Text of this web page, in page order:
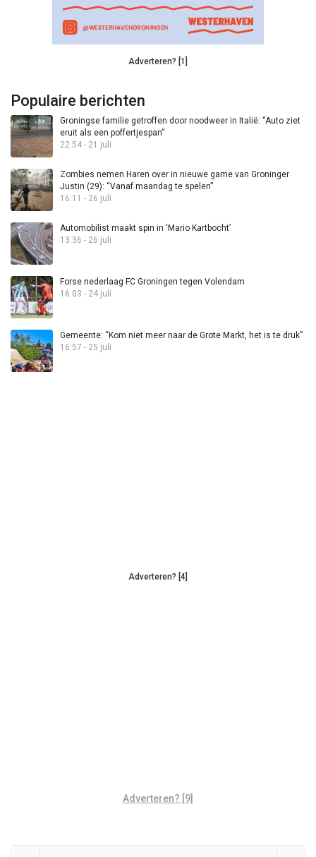
Adverteren? [1]
Populaire berichten
Groningse familie getroffen door noodweer in Italië: “Auto ziet
eruit als een poffertjespan”
22:54 - 21 juli
Zombies nemen Haren over in nieuwe game van Groninger
Justin (29): “Vanaf maandag te spelen”
16:11 - 26 juli
Automobilist maakt spin in ‘Mario Kartbocht’
13:36 - 26 juli
Forse nederlaag FC Groningen tegen Volendam
16:03 - 24 juli
Gemeente: “Kom niet meer naar de Grote Markt, het is te druk”
16:57 - 25 juli
Adverteren? [4]
Adverteren? [9]